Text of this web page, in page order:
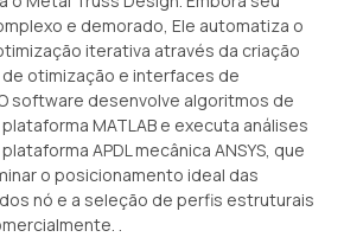
e demorado, Ele automatiza o
iterativa através da criação
otimização e interfaces de
software desenvolve algoritmos de
MATLAB e executa análises
APDL mecânica ANSYS, que
o posicionamento ideal das
nó e a seleção de perfis estruturais
.